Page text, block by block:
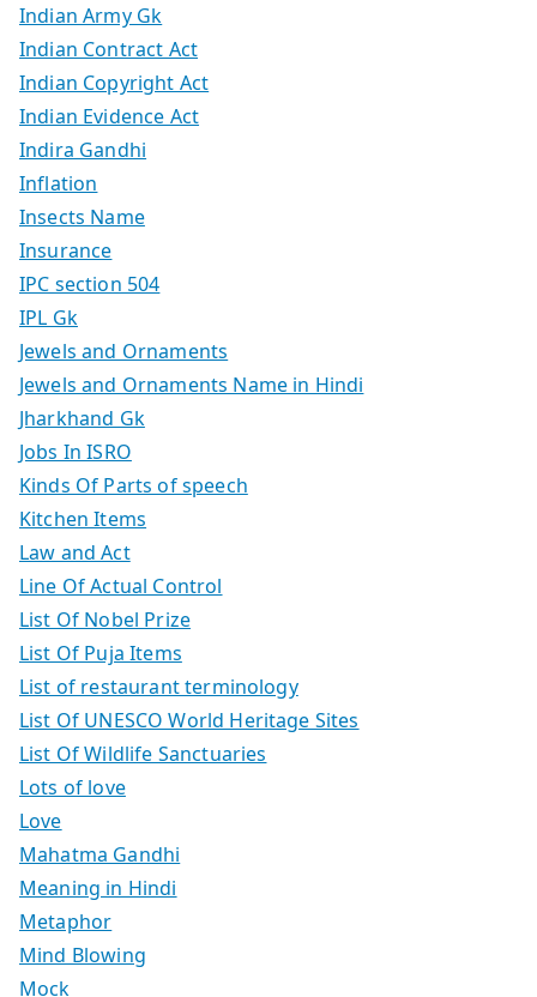
Indian Army Gk
Indian Contract Act
Indian Copyright Act
Indian Evidence Act
Indira Gandhi
Inflation
Insects Name
Insurance
IPC section 504
IPL Gk
Jewels and Ornaments
Jewels and Ornaments Name in Hindi
Jharkhand Gk
Jobs In ISRO
Kinds Of Parts of speech
Kitchen Items
Law and Act
Line Of Actual Control
List Of Nobel Prize
List Of Puja Items
List of restaurant terminology
List Of UNESCO World Heritage Sites
List Of Wildlife Sanctuaries
Lots of love
Love
Mahatma Gandhi
Meaning in Hindi
Metaphor
Mind Blowing
Mock